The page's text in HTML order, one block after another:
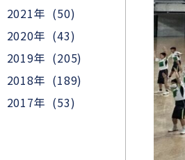
2021年 (50)
2020年 (43)
2019年 (205)
2018年 (189)
2017年 (53)